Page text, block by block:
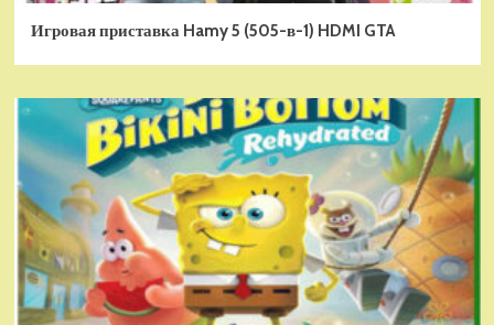
Игровая приставка Hamy 5 (505-в-1) HDMI GTA